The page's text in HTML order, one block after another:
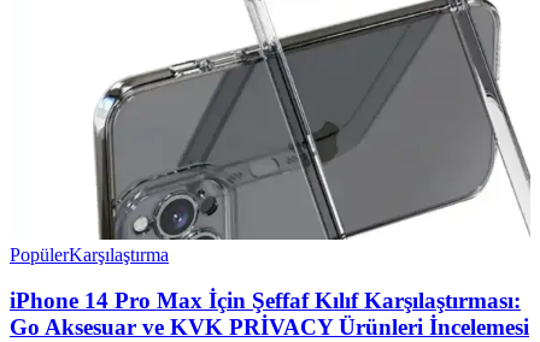
PopülerKarşılaştırma
iPhone 14 Pro Max İçin Şeffaf Kılıf Karşılaştırması:
Go Aksesuar ve KVK PRİVACY Ürünleri İncelemesi